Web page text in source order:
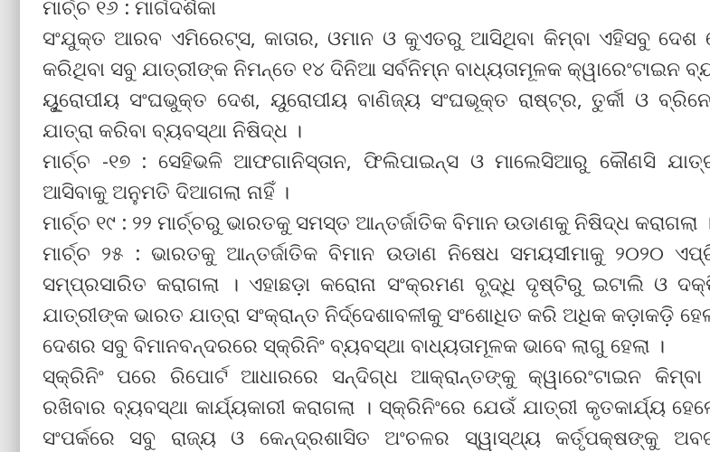
ମାର୍ଚ୍ଚ ୧୬ : ମାର୍ଗଦର୍ଶିକା
ସଂଯୁକ୍ତ ଆରବ ଏମିରେଟ୍ସ, କାତାର, ଓମାନ ଓ କୁଏତରୁ ଆସିଥିବା କିମ୍ବା ଏହିସବୁ
କରିଥିବା ସବୁ ଯାତ୍ରୀଙ୍କ ନିମନ୍ତେ ୧୪ ଦିନିଆ ସର୍ବନିମ୍ନ ବାଧ୍ୟତାମୂଳକ କ୍ୱାରେଂଟାଇନ
ୟୂୁରୋପୀୟ ସଂଘଭୁକ୍ତ ଦେଶ, ୟୁରୋପୀୟ ବାଣିଜ୍ୟ ସଂଘଭୂକ୍ତ ରାଷ୍ଟ୍ର, ତୁର୍କୀ ଓ
ଯାତ୍ରା କରିବା ବ୍ୟବସ୍ଥା ନିଷିଦ୍ଧ ।
ମାର୍ଚ୍ଚ -୧୭ : ସେହିଭଳି ଆଫଗାନିସ୍ତାନ, ଫିଲିପାଇନ୍ସ ଓ ମାଲେସିଆରୁ କୌଣସି
ଆସିବାକୁ ଅନୁମତି ଦିଆଗଲା ନାହିଁ ।
ମାର୍ଚ୍ଚ ୧୯ : ୨୨ ମାର୍ଚ୍ଚରୁ ଭାରତକୁ ସମସ୍ତ ଆନ୍ତର୍ଜାତିକ ବିମାନ ଉଡାଣକୁ ନିଷିଦ୍ଧ କରାଗଲା
ମାର୍ଚ୍ଚ ୨୫ : ଭାରତକୁ ଆନ୍ତର୍ଜାତିକ ବିମାନ ଉଡାଣ ନିଷେଧ ସମୟସୀମାକୁ ୨୦୨୦
ସମ୍ପ୍ରସାରିତ କରାଗଲା । ଏହାଛଡ଼ା କରୋନା ସଂକ୍ରମଣ ବୃ୍‌ଦ୍ଧି ଦୃଷ୍ଟିରୁ ଇଟାଲି ଓ
ଯାତ୍ରୀଙ୍କ ଭାରତ ଯାତ୍ରା ସଂକ୍ରାନ୍ତ ନିର୍ଦ୍ଦେଶାବଳୀକୁ ସଂଶୋଧିତ କରି ଅଧିକ କଡ଼ାକଡ଼ି
ଦେଶର ସବୁ ବିମାନବନ୍ଦରରେ ସ୍କ୍ରିନିଂ ବ୍ୟବସ୍ଥା ବାଧ୍ୟତାମୂଳକ ଭାବେ ଲାଗୁ ହେଲା ।
ସ୍କ୍ରିନିଂ ପରେ ରିପୋର୍ଟ ଆଧାରରେ ସନ୍ଦିଗ୍ଧ ଆକ୍ରାନ୍ତଙ୍କୁ କ୍ୱାରେଂଟାଇନ କିମ୍ବା
ରଖିବାର ବ୍ୟବସ୍ଥା କାର୍ଯ୍ୟକାରୀ କରାଗଲା । ସ୍କ୍ରିନିଂରେ ଯେଉଁ ଯାତ୍ରୀ କୃତକାର୍ଯ୍ୟ
ସଂପର୍କରେ ସବୁ ରାଜ୍ୟ ଓ କେନ୍ଦ୍ରଶାସିତ ଅଂଚଳର ସ୍ୱାସ୍ଥ୍ୟ କର୍ତୃପକ୍ଷଙ୍କୁ